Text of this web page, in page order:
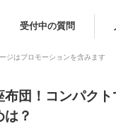
受付中の質問
ジはプロモーションを含みます
団！コンパク
？